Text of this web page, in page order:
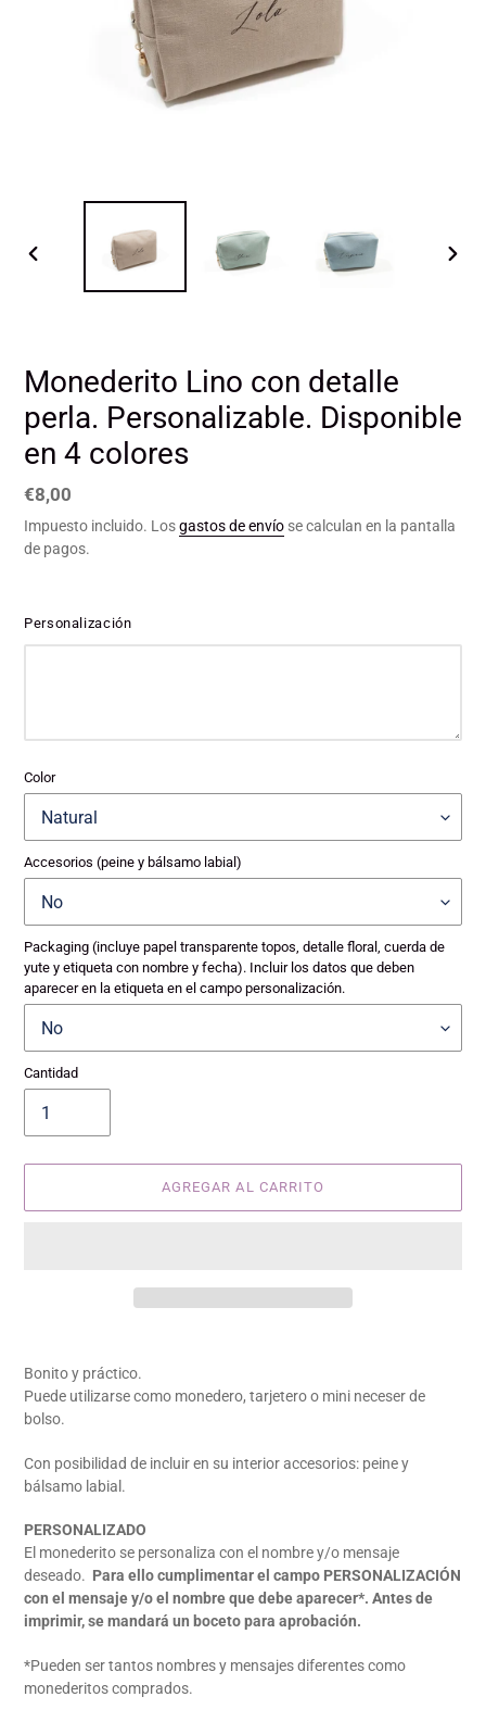
DIAPOSITIVA
Monederito Lino con detalle
perla. Personalizable. Disponible
en 4 colores
Precio
habitual
€8,00
Impuesto incluido. Losgastos de envío se calculan en la pantalla
de pagos.
Personalización
Color
Accesorios (peine y bálsamo labial)
Packaging (incluye papel transparente topos, detalle floral, cuerda de
yute y etiqueta con nombre y fecha). Incluir los datos que deben
aparecer en la etiqueta en el campo personalización.
Cantidad
AGREGAR AL CARRITO
producto
a
carrito
de
Bonito y práctico.
Puede utilizarse como monedero, tarjetero o mini neceser de
bolso.
Con posibilidad de incluir en su interior accesorios: peine y
bálsamo labial.
PERSONALIZADO
El monederito se personaliza con el nombre y/o mensaje
deseado. Para ello cumplimentar el campo PERSONALIZACIÓN
con el mensaje y/o el nombre que debe aparecer*. Antes de
imprimir, se mandará un boceto para aprobación.
*Pueden ser tantos nombres y mensajes diferentes como
monederitos comprados.